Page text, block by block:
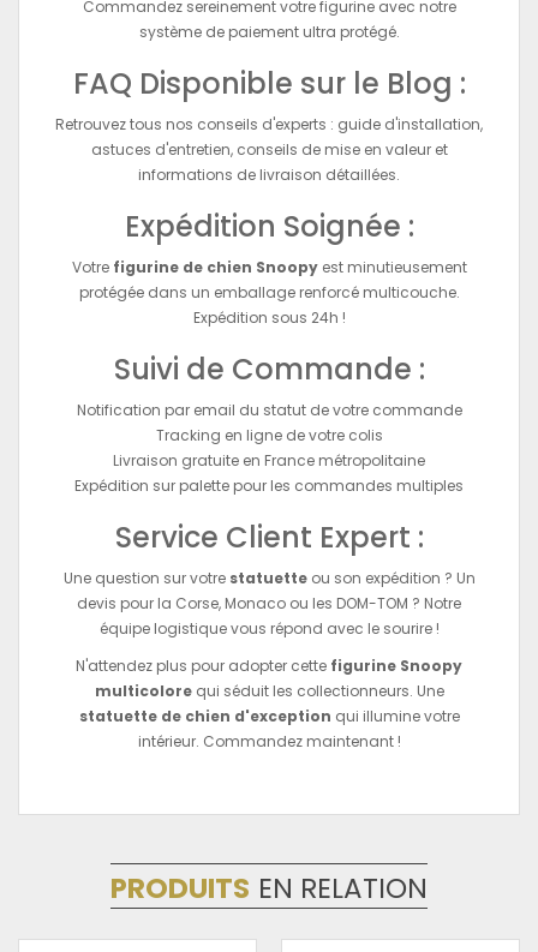
Commandez sereinement votre figurine avec notre
système de paiement ultra protégé.
FAQ Disponible sur le Blog :
Retrouvez tous nos conseils d'experts : guide d'installation,
astuces d'entretien, conseils de mise en valeur et
informations de livraison détaillées.
Expédition Soignée :
Votre figurine de chien Snoopyest minutieusement
protégée dans un emballage renforcé multicouche.
Expédition sous 24h !
Suivi de Commande :
Notification par email du statut de votre commande
Tracking en ligne de votre colis
Livraison gratuite en France métropolitaine
Expédition sur palette pour les commandes multiples
Service Client Expert :
Une question sur votre statuetteou son expédition ? Un
devis pour la Corse, Monaco ou les DOM-TOM ? Notre
équipe logistique vous répond avec le sourire !
N'attendez plus pour adopter cette figurine Snoopy
multicolorequi séduit les collectionneurs. Une
statuette de chien d'exception qui illumine votre
intérieur. Commandez maintenant !
PRODUITS EN RELATION